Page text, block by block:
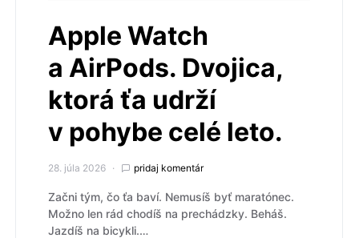
Apple Watch
a AirPods. Dvojica,
ktorá ťa udrží
v pohybe celé leto.
28. júla 2026 pridaj komentár
Začni tým, čo ťa baví. Nemusíš byť maratónec.
Možno len rád chodíš na prechádzky. Beháš.
Jazdíš na bicykli.…